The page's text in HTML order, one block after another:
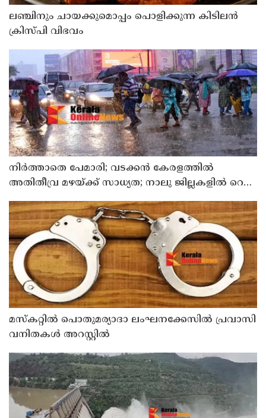
ലഞ്ചിനും ചായക്കുമൊപ്പം പൊളിക്കുന്ന കിടിലൻ
ക്രിസ്പി വിഭവം
നിർത്താതെ പേമാരി; വടക്കന്‍ കേരളത്തില്‍
അതിതീവ്ര മഴയ്ക്ക് സാധ്യത; നാലു ജില്ലകളില്‍ റെഡ്
മസ്‌കറ്റില്‍ പൊതുമര്യാദാ ലംഘനക്കേസില്‍ പ്രവാസി
വനിതകള്‍ അറസ്റ്റില്‍